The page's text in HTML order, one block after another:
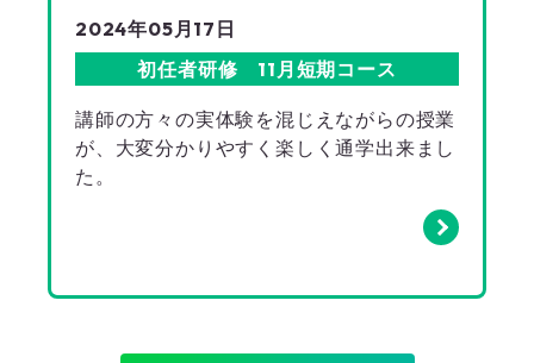
2024年05月17日
初任者研修 11月短期コース
講師の方々の実体験を混じえながらの授業
が、大変分かりやすく楽しく通学出来まし
た。